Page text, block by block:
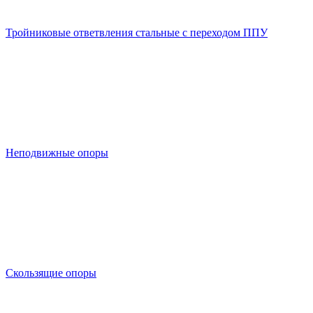
Тройниковые ответвления стальные с переходом ППУ
Неподвижные опоры
Скользящие опоры